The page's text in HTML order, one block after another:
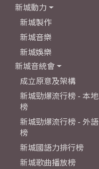
新城動力
新城製作
新城音樂
新城娛樂
新城音統會
成立原意及架構
新城勁爆流行榜 - 本地
榜
新城勁爆流行榜 - 外語
榜
新城國語力排行榜
新城歌曲播放榜